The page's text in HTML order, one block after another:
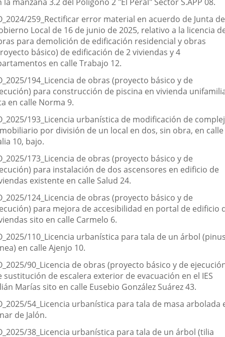
259_Rectificar error material en acuerdo de Junta de
Local de 16 de junio de 2025, relativo a la licencia
para demolición de edificación residencial y obras
básico) de edificación de 2 viviendas y 4
en calle Trabajo 12.
194_Licencia de obras (proyecto básico y de
para construcción de piscina en vivienda
en calle Norma 9.
193_Licencia urbanística de modificación de
por división de un local en dos, sin obra, en calle
10, bajo.
173_Licencia de obras (proyecto básico y de
para instalación de dos ascensores en edificio de
existente en calle Salud 24.
124_Licencia de obras (proyecto básico y de
para mejora de accesibilidad en portal de edificio
sito en calle Carmelo 6.
110_Licencia urbanística para tala de un árbol
en calle Ajenjo 10.
90_Licencia de obras (proyecto básico y de
sustitución de escalera exterior de evacuación en el IES
Marías sito en calle Eusebio González Suárez 43.
54_Licencia urbanística para tala de masa arbolada
de Jalón.
38_Licencia urbanística para tala de un árbol (tilia